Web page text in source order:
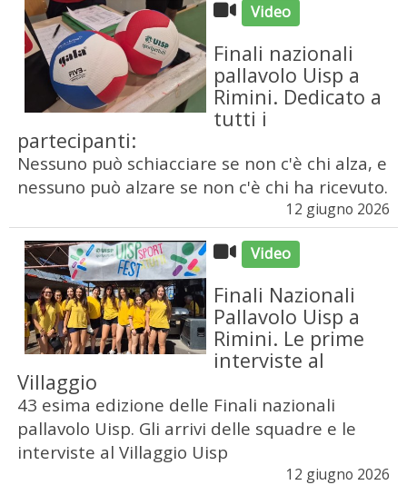
Video
Finali nazionali
pallavolo Uisp a
Rimini. Dedicato a
tutti i
partecipanti:
Nessuno può schiacciare se non c'è chi alza, e
nessuno può alzare se non c'è chi ha ricevuto.
12 giugno 2026
Video
Finali Nazionali
Pallavolo Uisp a
Rimini. Le prime
interviste al
Villaggio
43 esima edizione delle Finali nazionali
pallavolo Uisp. Gli arrivi delle squadre e le
interviste al Villaggio Uisp
12 giugno 2026